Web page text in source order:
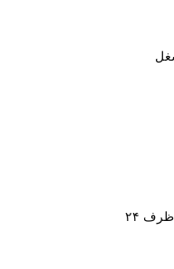
– در صورت بروز تاخیر در پردازش سفارش شما، این موضوع از طریق پیامک به شما اطلاع رسانی شده و موسیقی شباهنگ تلاش خواهد کرد محصول/محصولات مورد نظر شما را ظرف ۲۴